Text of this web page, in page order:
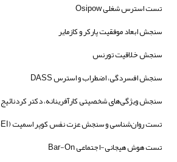
تست استرس شغلی Osipow
سنجش ابعاد موفقیت پارکر و کازمایر
سنجش خلاقیت تورنس
سنجش افسردگی، اضطراب و استرس DASS
سنجش ویژگی‌های شخصیتی کارآفرینانه، دکتر کردنائیج
تست روان‌شناسی و سنجش عزت نفس کوپر اسمیت (CSEI)
تست هوش هیجانی-اجتماعی Bar-On